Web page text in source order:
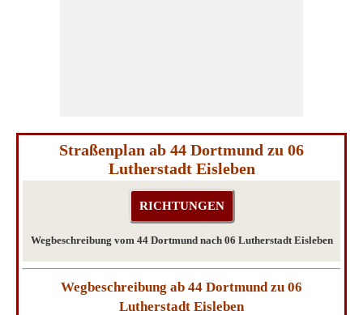
Straßenplan ab 44 Dortmund zu 06
Lutherstadt Eisleben
Wegbeschreibung vom 44 Dortmund nach 06 Lutherstadt Eisleben
Wegbeschreibung ab 44 Dortmund zu 06
Lutherstadt Eisleben